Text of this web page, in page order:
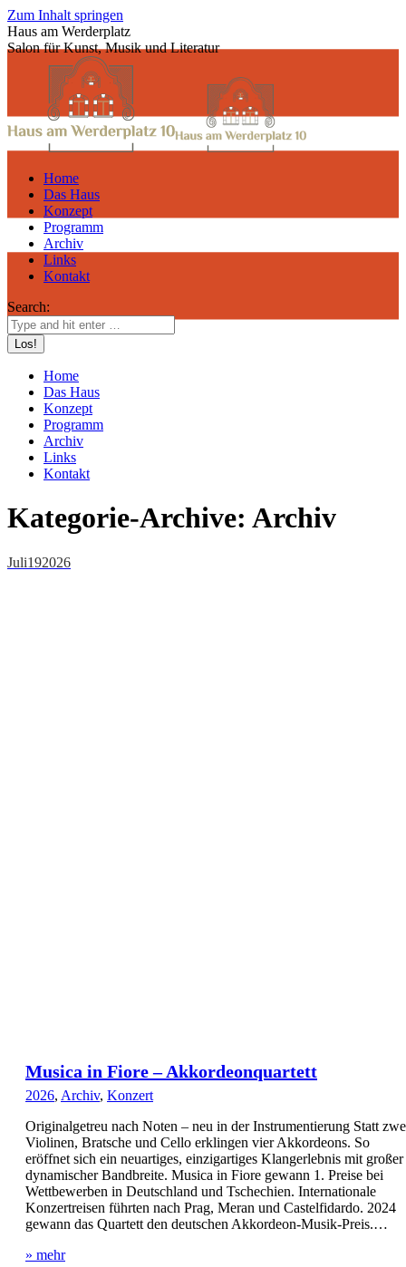
Zum Inhalt springen
Haus am Werderplatz
Salon für Kunst, Musik und Literatur
Home
Das Haus
Konzept
Programm
Archiv
Links
Kontakt
Search:
Home
Das Haus
Konzept
Programm
Archiv
Links
Kontakt
Kategorie-Archive: Archiv
Juli192026
Musica in Fiore – Akkordeonquartett
2026, Archiv, Konzert
Originalgetreu nach Noten – neu in der Instrumentierung Statt
Violinen, Bratsche und Cello erklingen vier Akkordeons. So
eröffnet sich ein neuartiges, einzigartiges Klangerlebnis mit großer
dynamischer Bandbreite. Musica in Fiore gewann 1. Preise bei
Wettbewerben in Deutschland und Tschechien. Internationale
Konzertreisen führten nach Prag, Meran und Castelfidardo. 2024
gewann das Quartett den deutschen Akkordeon-Musik-Preis.…
» mehr